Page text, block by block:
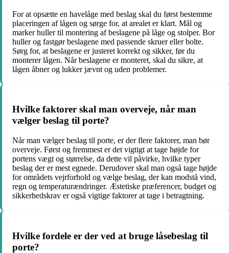
For at opsætte en havelåge med beslag skal du først bestemme
placeringen af lågen og sørge for, at arealet er klart. Mål og
marker huller til montering af beslagene på låge og stolper. Bor
huller og fastgør beslagene med passende skruer eller bolte.
Sørg for, at beslagene er justeret korrekt og sikker, før du
monterer lågen. Når beslagene er monteret, skal du sikre, at
lågen åbner og lukker jævnt og uden problemer.
Hvilke faktorer skal man overveje, når man
vælger beslag til porte?
Når man vælger beslag til porte, er der flere faktorer, man bør
overveje. Først og fremmest er det vigtigt at tage højde for
portens vægt og størrelse, da dette vil påvirke, hvilke typer
beslag der er mest egnede. Derudover skal man også tage højde
for områdets vejrforhold og vælge beslag, der kan modstå vind,
regn og temperaturændringer. Æstetiske præferencer, budget og
sikkerhedskrav er også vigtige faktorer at tage i betragtning.
Hvilke fordele er der ved at bruge låsebeslag til
porte?